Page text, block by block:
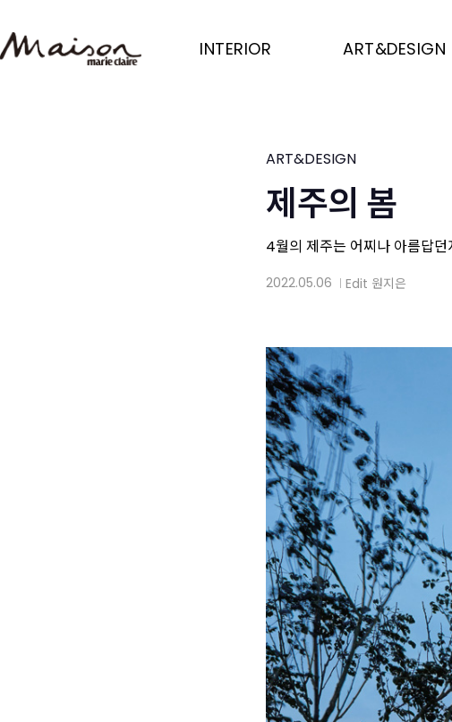
to
main
INTERIOR ART&DESIGN
ART&DESIGN
제주의 봄
4월의 제주는 어찌나 아름답
2022.05.06 Edit 원지은